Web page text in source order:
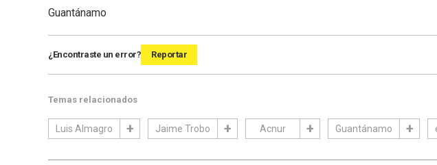
Guantánamo
¿Encontraste un error? Reportar
Temas relacionados
Luis Almagro Jaime Trobo Acnur Guantánamo